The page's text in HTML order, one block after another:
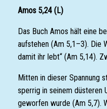
Amos 5,24 (L)
Das Buch Amos hält eine
aufstehen (Am 5,1–3). Die
damit ihr lebt“ (Am 5,14).
Mitten in dieser Spannung
sperrig in seinem düsteren
geworfen wurde (Am 5,7).